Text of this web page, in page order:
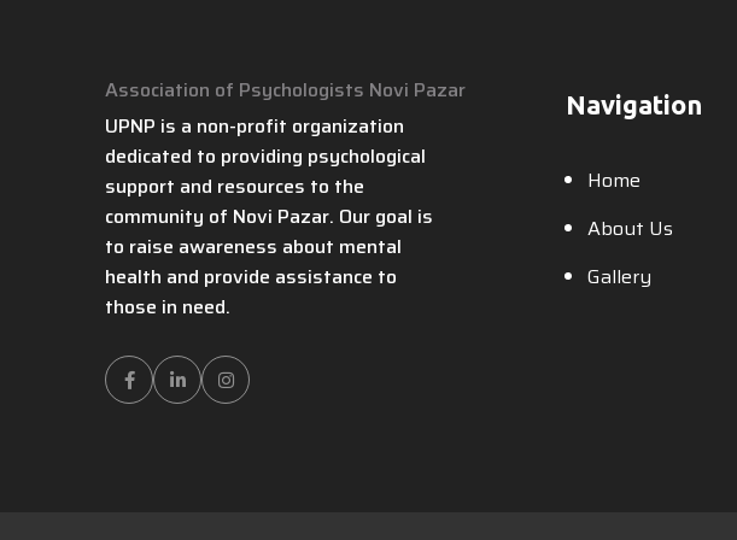
Association of Psychologists Novi Pazar
UPNP is a non-profit organization
dedicated to providing psychological
support and resources to the
community of Novi Pazar. Our goal is
to raise awareness about mental
health and provide assistance to
those in need.
FacebookLinkedInInstagram
Navigation
Home
About Us
Gallery